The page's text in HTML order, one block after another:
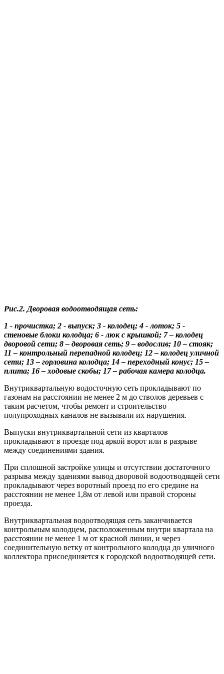
Рис.2. Дворовая водоотводящая сеть:
1 - прочистка; 2 - выпуск; 3 - колодец; 4 - лоток; 5 -
стеновые блоки колодца; 6 - люк с крышкой; 7 – колодец
дворовой сети; 8 – дворовая сеть; 9 – водослив; 10 – стояк;
11 – контрольный перепадной колодец; 12 – колодец уличной
сети; 13 – горловина колодца; 14 – переходный конус; 15 –
плита; 16 – ходовые скобы; 17 – рабочая камера колодца.
Внутриквартальную водосточную сеть прокладывают по
газонам на расстоянии не менее 2 м до стволов деревьев с
таким расчетом, чтобы ремонт и строительство
полупроходных каналов не вызывали их нарушения.
Выпуски внутриквартальной сети из кварталов
прокладывают в проезде под аркой ворот или в разрыве
между соединениями здания.
При сплошной застройке улицы и отсутствии достаточного
разрыва между зданиями вывод дворовой водоотводящей сети
прокладывают через воротный проезд по его средине на
расстоянии не менее 1,8м от левой или правой стороны
проезда.
Внутриквартальная водоотводящая сеть заканчивается
контрольным колодцем, расположенным внутри квартала на
расстоянии не менее 1 м от красной линии, и через
соединительную ветку от контрольного колодца до уличного
коллектора присоединяется к городской водоотводящей сети.